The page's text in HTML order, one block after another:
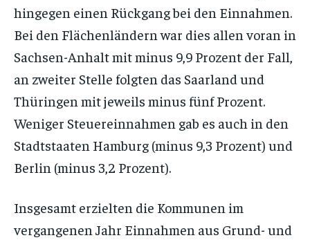
hingegen einen Rückgang bei den Einnahmen.
Bei den Flächenländern war dies allen voran in
Sachsen-Anhalt mit minus 9,9 Prozent der Fall,
an zweiter Stelle folgten das Saarland und
Thüringen mit jeweils minus fünf Prozent.
Weniger Steuereinnahmen gab es auch in den
Stadtstaaten Hamburg (minus 9,3 Prozent) und
Berlin (minus 3,2 Prozent).
Insgesamt erzielten die Kommunen im
vergangenen Jahr Einnahmen aus Grund- und